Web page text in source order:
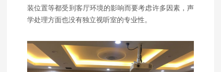
装位置等都受到客厅环境的影响而要考虑许多因素，声
学处理方面也没有独立视听室的专业性。